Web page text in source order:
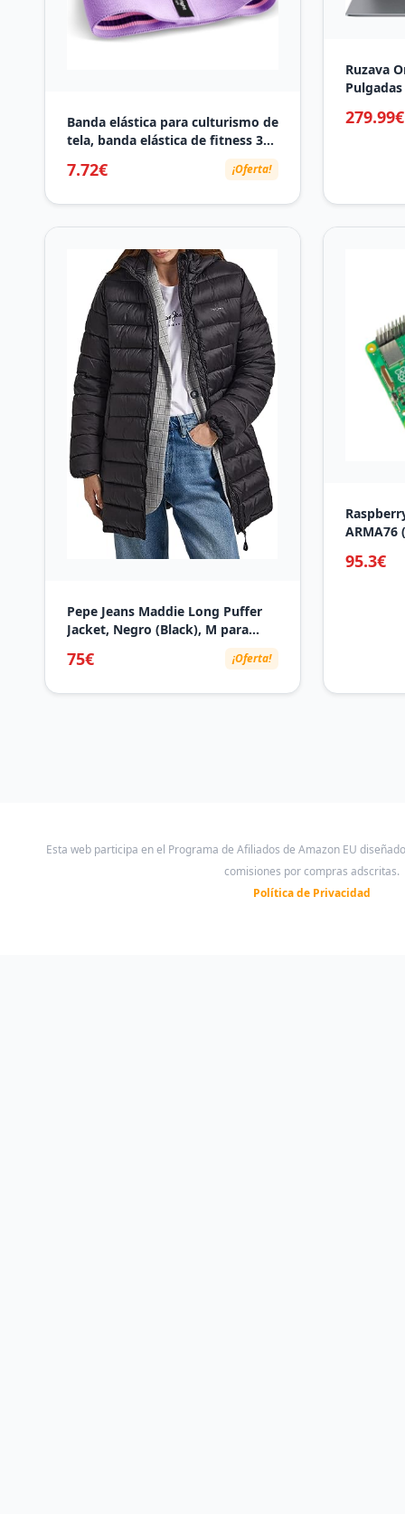
Banda elástica para culturismo de
tela, banda elástica de fitness 3
deportiva (Lavanda, Morado,
7.72€ ¡Oferta!
Ruzava
279.99€
Pepe Jeans Maddie Long Puffer
Jacket, Negro (Black), M para
75€ ¡Oferta!
ARMA76
95.3€
Esta web participa en el Programa de Afiliados de Amazon EU
comisiones por compras adscritas.
Política de Privacidad